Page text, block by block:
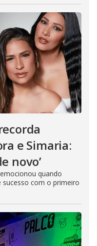
e Simaria:
novo’
quando
sucesso com o primeiro